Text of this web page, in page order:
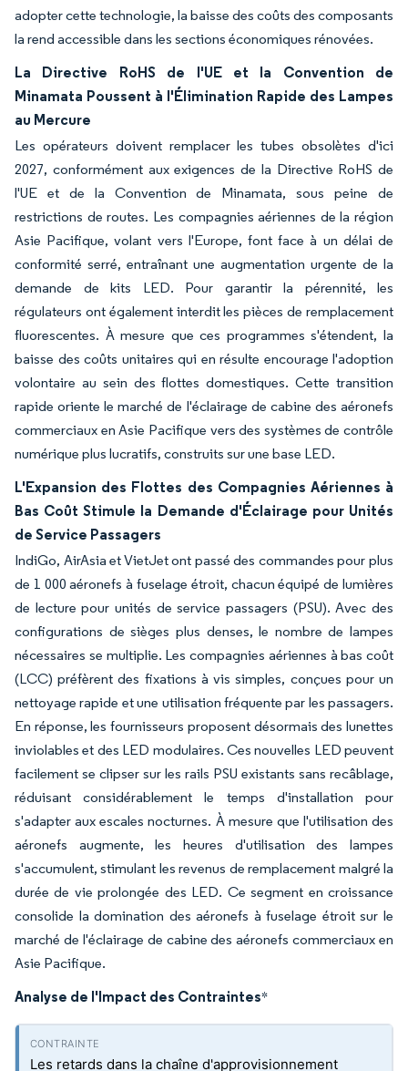
adopter cette technologie, la baisse des coûts des composants
la rend accessible dans les sections économiques rénovées.
La Directive RoHS de l'UE et la Convention de
Minamata Poussent à l'Élimination Rapide des Lampes
au Mercure
Les opérateurs doivent remplacer les tubes obsolètes d'ici
2027, conformément aux exigences de la Directive RoHS de
l'UE et de la Convention de Minamata, sous peine de
restrictions de routes. Les compagnies aériennes de la région
Asie Pacifique, volant vers l'Europe, font face à un délai de
conformité serré, entraînant une augmentation urgente de la
demande de kits LED. Pour garantir la pérennité, les
régulateurs ont également interdit les pièces de remplacement
fluorescentes. À mesure que ces programmes s'étendent, la
baisse des coûts unitaires qui en résulte encourage l'adoption
volontaire au sein des flottes domestiques. Cette transition
rapide oriente le marché de l'éclairage de cabine des aéronefs
commerciaux en Asie Pacifique vers des systèmes de contrôle
numérique plus lucratifs, construits sur une base LED.
L'Expansion des Flottes des Compagnies Aériennes à
Bas Coût Stimule la Demande d'Éclairage pour Unités
de Service Passagers
IndiGo, AirAsia et VietJet ont passé des commandes pour plus
de 1 000 aéronefs à fuselage étroit, chacun équipé de lumières
de lecture pour unités de service passagers (PSU). Avec des
configurations de sièges plus denses, le nombre de lampes
nécessaires se multiplie. Les compagnies aériennes à bas coût
(LCC) préfèrent des fixations à vis simples, conçues pour un
nettoyage rapide et une utilisation fréquente par les passagers.
En réponse, les fournisseurs proposent désormais des lunettes
inviolables et des LED modulaires. Ces nouvelles LED peuvent
facilement se clipser sur les rails PSU existants sans recâblage,
réduisant considérablement le temps d'installation pour
s'adapter aux escales nocturnes. À mesure que l'utilisation des
aéronefs augmente, les heures d'utilisation des lampes
s'accumulent, stimulant les revenus de remplacement malgré la
durée de vie prolongée des LED. Ce segment en croissance
consolide la domination des aéronefs à fuselage étroit sur le
marché de l'éclairage de cabine des aéronefs commerciaux en
Asie Pacifique.
Analyse de l'Impact des Contraintes*
Les retards dans la chaîne d'approvisionnement